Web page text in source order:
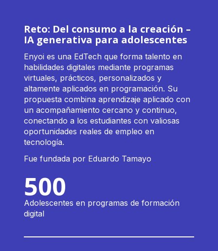
Reto: Del consumo a la creación –
IA generativa para adolescentes
Enyoi es una EdTech que forma talento en
habilidades digitales mediante programas
virtuales, prácticos, personalizados y
altamente aplicados en programación. Su
propuesta combina aprendizaje aplicado con
un acompañamiento cercano y continuo,
conectando a los estudiantes con valiosas
oportunidades reales de empleo en
tecnología.
Fue fundada por Eduardo Tamayo
500
Adolescentes en programas de formación
digital